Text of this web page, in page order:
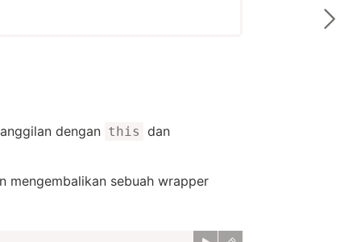
dengan this dan
mengembalikan sebuah wrapper